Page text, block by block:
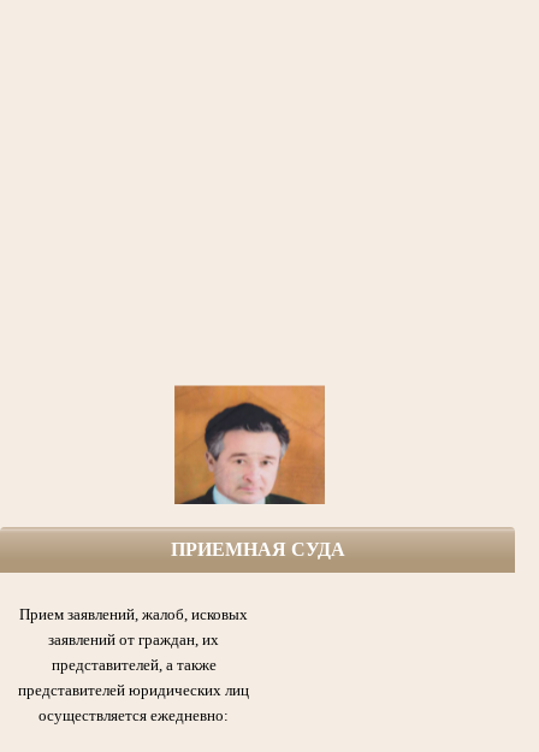
Софин Рафаил Ефимович (1925-1999гг.) народный судья,
медалей и других почетных наград Родины.
ПРИЕМНАЯ СУДА
Прием заявлений, жалоб, исковых
заявлений от граждан, их
представителей, а также
представителей юридических лиц
осуществляется ежедневно: